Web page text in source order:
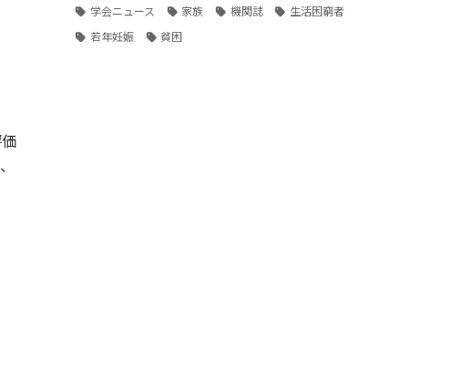
学会ニュース
家族 機関誌
生活困窮者
若年妊娠
貧困